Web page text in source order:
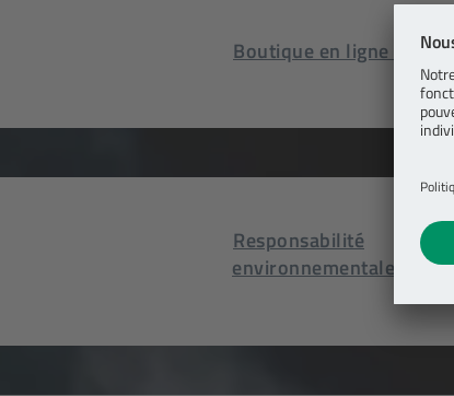
Boutique en ligne B2B.
Responsabilité
environnementale.